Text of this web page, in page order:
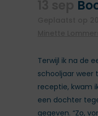
Terwijl ik na de
schooljaar weer
receptie, kwam
een dochter
gegeven. “Zo,